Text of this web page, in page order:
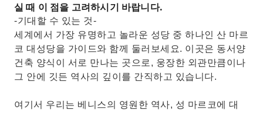
실 때 이 점을 고려하시기 바랍니다.
-기대할 수 있는 것-
세계에서 가장 유명하고 놀라운 성당 중 하나인 산 마르
코 대성당을 가이드와 함께 둘러보세요. 이곳은 동서양
건축 양식이 서로 만나는 곳으로, 웅장한 외관만큼이나
그 안에 깃든 역사의 깊이를 간직하고 있습니다.
여기서 우리는 베니스의 영원한 역사, 성 마르코에 대